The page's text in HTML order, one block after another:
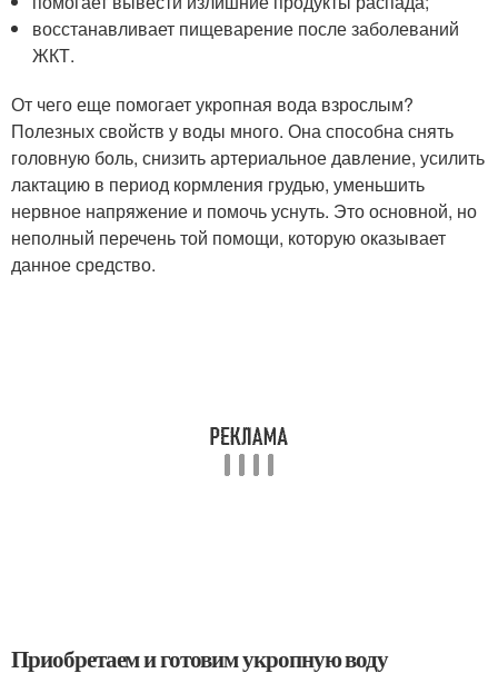
восстанавливает пищеварение после заболеваний
ЖКТ.
От чего еще помогает укропная вода взрослым?
Полезных свойств у воды много. Она способна снять
головную боль, снизить артериальное давление, усилить
лактацию в период кормления грудью, уменьшить
нервное напряжение и помочь уснуть. Это основной, но
неполный перечень той помощи, которую оказывает
данное средство.
Приобретаем и готовим укропную воду